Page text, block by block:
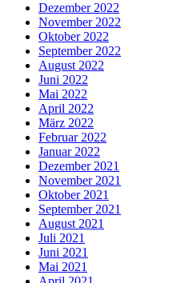
Dezember 2022
November 2022
Oktober 2022
September 2022
August 2022
Juni 2022
Mai 2022
April 2022
März 2022
Februar 2022
Januar 2022
Dezember 2021
November 2021
Oktober 2021
September 2021
August 2021
Juli 2021
Juni 2021
Mai 2021